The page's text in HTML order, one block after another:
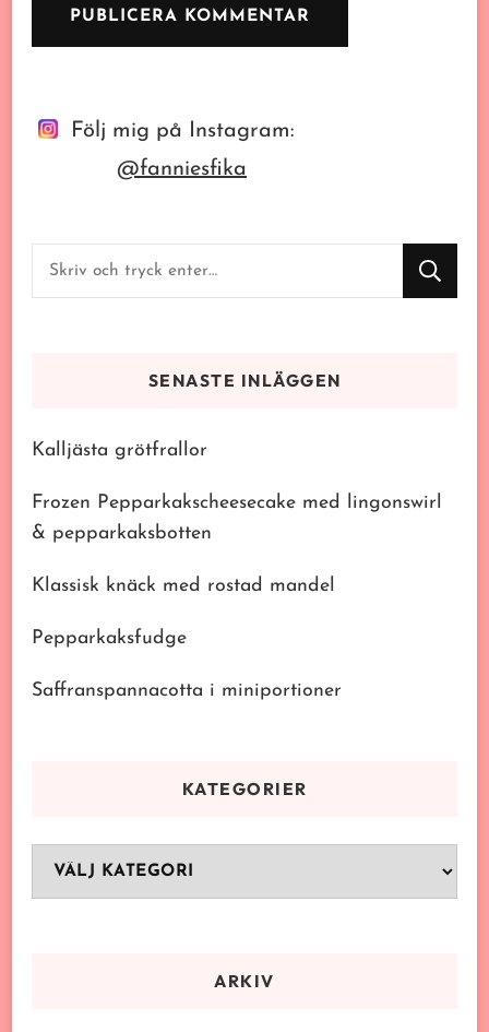
Följ mig på Instagram:
@fanniesfika
Letar
du
SENASTE INLÄGGEN
Kalljästa grötfrallor
Frozen Pepparkakscheesecake med lingonswirl
& pepparkaksbotten
Klassisk knäck med rostad mandel
Pepparkaksfudge
Saffranspannacotta i miniportioner
KATEGORIER
Kategorier
ARKIV